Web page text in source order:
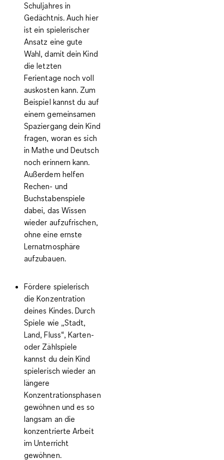
Schuljahres in
Gedächtnis. Auch hier
ist ein spielerischer
Ansatz eine gute
Wahl, damit dein Kind
die letzten
Ferientage noch voll
auskosten kann. Zum
Beispiel kannst du auf
einem gemeinsamen
Spaziergang dein Kind
fragen, woran es sich
in Mathe und Deutsch
noch erinnern kann.
Außerdem helfen
Rechen- und
Buchstabenspiele
dabei, das Wissen
wieder aufzufrischen,
ohne eine ernste
Lernatmosphäre
aufzubauen.
Fördere spielerisch
die Konzentration
deines Kindes.Durch
Spiele wie „Stadt,
Land, Fluss“, Karten-
oder Zählspiele
kannst du dein Kind
spielerisch wieder an
längere
Konzentrationsphasen
gewöhnen und es so
langsam an die
konzentrierte Arbeit
im Unterricht
gewöhnen.